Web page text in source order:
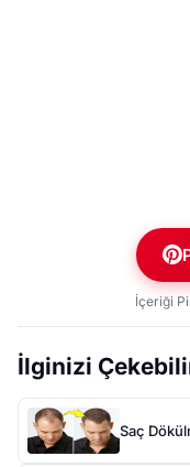
İçeriği
İlginizi
Saç